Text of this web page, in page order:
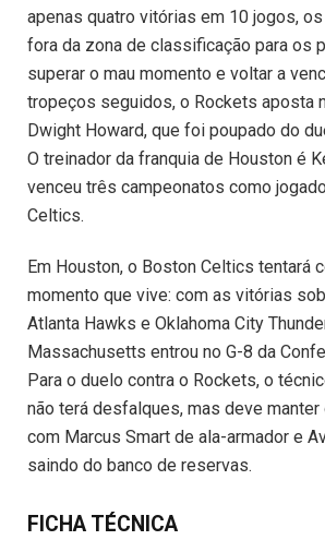
apenas quatro vitórias em 10 jogos,
fora da zona de classificação para os
superar o mau momento e voltar a
tropeços seguidos, o Rockets aposta
Dwight Howard, que foi poupado do
O treinador da franquia de Houston é
venceu três campeonatos como
Celtics.
Em Houston, o Boston Celtics tentará
momento que vive: com as vitórias
Atlanta Hawks e Oklahoma City
Massachusetts entrou no G-8 da
Para o duelo contra o Rockets, o
não terá desfalques, mas deve manter
com Marcus Smart de ala-armador e
saindo do banco de reservas.
FICHA TÉCNICA